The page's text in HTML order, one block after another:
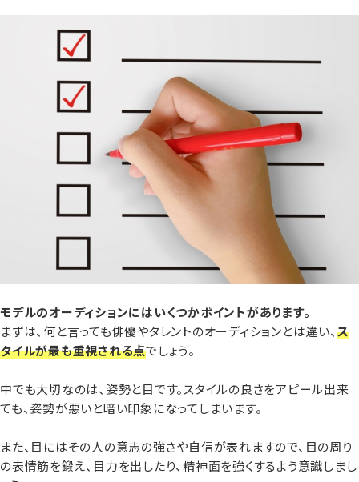
モデルのオーディションにはいくつかポイントがあります。
まずは、何と言っても俳優やタレントのオーディションとは違い、 ス
タイルが最も重視される点でしょう。
中でも大切なのは、姿勢と目です。スタイルの良さをアピール出来
ても、姿勢が悪いと暗い印象になってしまいます。
また、目にはその人の意志の強さや自信が表れますので、目の周り
の表情筋を鍛え、目力を出したり、精神面を強くするよう意識しまし